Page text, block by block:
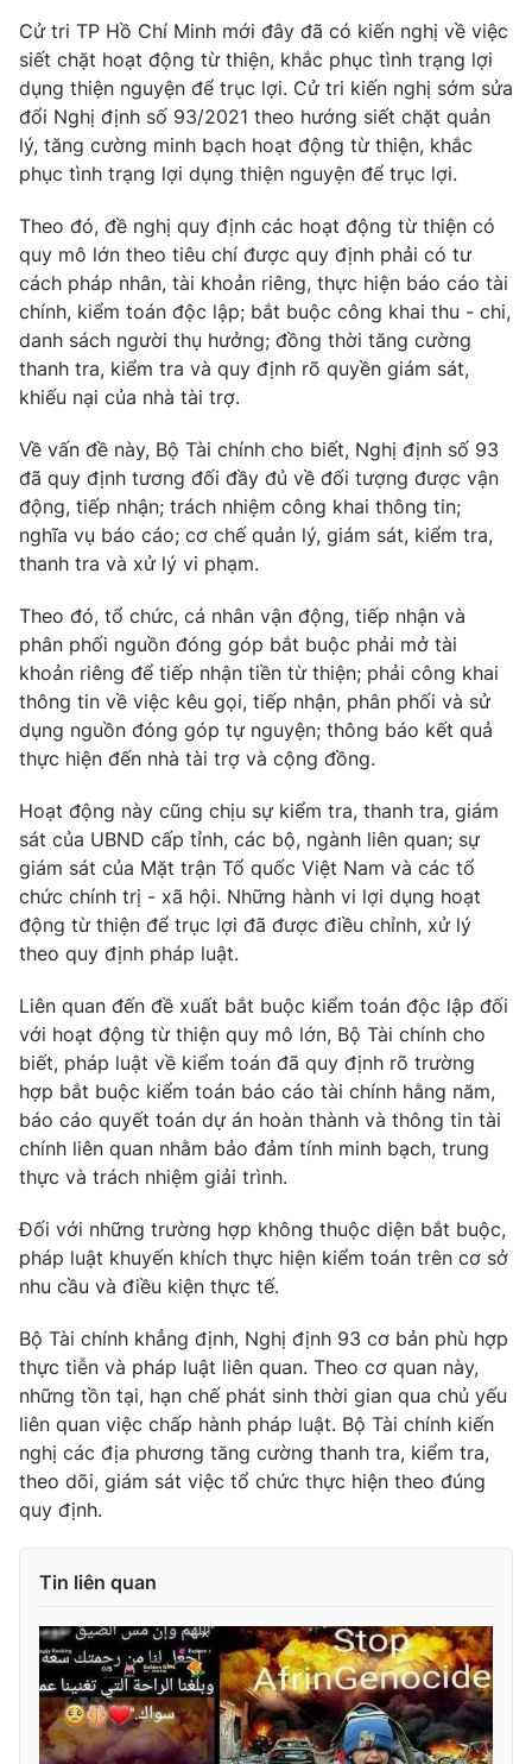
Câu chuyện quốc tế
Tài chính
Thị trường
Góc doanh nghiệp
Dữ liệu và đời sống
Truyền hình
Phim VTV
Hậu trường
Nhân vật
Khán giả
Giải sao mai
Giải trí
Điện ảnh
Âm nhạc
Sao
Đời sống
Du lịch
Làm đẹp
Chất lượng cuộc sống
Giáo dục
Tuyển sinh
Công nghệ
Hitech Công nghệ tương lai
Sản phẩm
Thị trường
Giao lưu trực tuyến
Lịch phát sóng
Chuyên mục khác
Emagazine Podcast
Photo Infographic
Video Shorts video
VTV Money VTV Thể thao
VTV Sức khoẻ
Thị trường 24h Tấm lòng Việt
VTV4 Vươn mình bằng AI
VTV9 VTV8
Liên hệ tòa soạn English
THỜI BÁO VTV
Theo dõi báo trên
Giấy phép hoạt động báo in và báo điện tử số 483/GP-BTTTT
Tổng Biên tập: Vũ Thanh Thủy
Phó Tổng Biên tập:Nguyễn Thị Mỹ Hạnh, Phạm Quốc Thắng,
Nguyễn Trọng Ninh
Tổng đài VTV:024.38 355 931 - 024.38 355 932
Cử tri TP Hồ Chí Minh mới đây đã có kiến nghị về việc
siết chặt hoạt động từ thiện, khắc phục tình trạng lợi
dụng thiện nguyện để trục lợi. Cử tri kiến nghị sớm sửa
đổi Nghị định số 93/2021 theo hướng siết chặt quản
lý, tăng cường minh bạch hoạt động từ thiện, khắc
phục tình trạng lợi dụng thiện nguyện để trục lợi.
Theo đó, đề nghị quy định các hoạt động từ thiện có
quy mô lớn theo tiêu chí được quy định phải có tư
cách pháp nhân, tài khoản riêng, thực hiện báo cáo tài
chính, kiểm toán độc lập; bắt buộc công khai thu - chi,
danh sách người thụ hưởng; đồng thời tăng cường
thanh tra, kiểm tra và quy định rõ quyền giám sát,
khiếu nại của nhà tài trợ.
Về vấn đề này, Bộ Tài chính cho biết, Nghị định số 93
đã quy định tương đối đầy đủ về đối tượng được vận
động, tiếp nhận; trách nhiệm công khai thông tin;
nghĩa vụ báo cáo; cơ chế quản lý, giám sát, kiểm tra,
thanh tra và xử lý vi phạm.
Theo đó, tổ chức, cá nhân vận động, tiếp nhận và
phân phối nguồn đóng góp bắt buộc phải mở tài
khoản riêng để tiếp nhận tiền từ thiện; phải công khai
thông tin về việc kêu gọi, tiếp nhận, phân phối và sử
dụng nguồn đóng góp tự nguyện; thông báo kết quả
thực hiện đến nhà tài trợ và cộng đồng.
Hoạt động này cũng chịu sự kiểm tra, thanh tra, giám
sát của UBND cấp tỉnh, các bộ, ngành liên quan; sự
giám sát của Mặt trận Tổ quốc Việt Nam và các tổ
chức chính trị - xã hội. Những hành vi lợi dụng hoạt
động từ thiện để trục lợi đã được điều chỉnh, xử lý
theo quy định pháp luật.
Liên quan đến đề xuất bắt buộc kiểm toán độc lập đối
với hoạt động từ thiện quy mô lớn, Bộ Tài chính cho
biết, pháp luật về kiểm toán đã quy định rõ trường
hợp bắt buộc kiểm toán báo cáo tài chính hằng năm,
báo cáo quyết toán dự án hoàn thành và thông tin tài
chính liên quan nhằm bảo đảm tính minh bạch, trung
thực và trách nhiệm giải trình.
Đối với những trường hợp không thuộc diện bắt buộc,
pháp luật khuyến khích thực hiện kiểm toán trên cơ sở
nhu cầu và điều kiện thực tế.
Bộ Tài chính khẳng định, Nghị định 93 cơ bản phù hợp
thực tiễn và pháp luật liên quan. Theo cơ quan này,
những tồn tại, hạn chế phát sinh thời gian qua chủ yếu
liên quan việc chấp hành pháp luật. Bộ Tài chính kiến
nghị các địa phương tăng cường thanh tra, kiểm tra,
theo dõi, giám sát việc tổ chức thực hiện theo đúng
quy định.
Tin liên quan